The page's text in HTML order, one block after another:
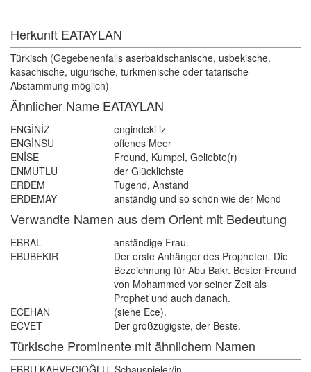
Herkunft EATAYLAN
Türkisch (Gegebenenfalls aserbaidschanische, usbekische,
kasachische, uigurische, turkmenische oder tatarische
Abstammung möglich)
Ähnlicher Name EATAYLAN
ENGİNİZ
engindeki iz
ENGİNSU
offenes Meer
ENİSE
Freund, Kumpel, Geliebte(r)
ENMUTLU
der Glücklichste
ERDEM
Tugend, Anstand
ERDEMAY
anständig und so schön wie der Mond
Verwandte Namen aus dem Orient mit Bedeutung
EBRAL
anständige Frau.
EBUBEKIR
Der erste Anhänger des Propheten. Die
Bezeichnung für Abu Bakr. Bester Freund
von Mohammed vor seiner Zeit als
Prophet und auch danach.
ECEHAN
(siehe Ece).
ECVET
Der großzügigste, der Beste.
Türkische Prominente mit ähnlichem Namen
EBRU KAHVECIOĞLU, Schauspieler/in